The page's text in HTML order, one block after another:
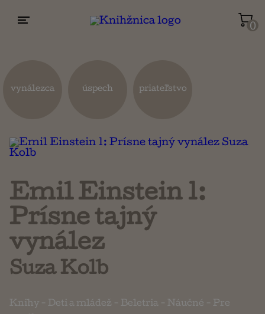
0
Náboženstvo a ezoterika
vynálezca úspech priateľstvo
Emil Einstein 1:
Prísne tajný
vynález
Suza Kolb
Knihy - Deti a mládež - Beletria - Náučné - Pre